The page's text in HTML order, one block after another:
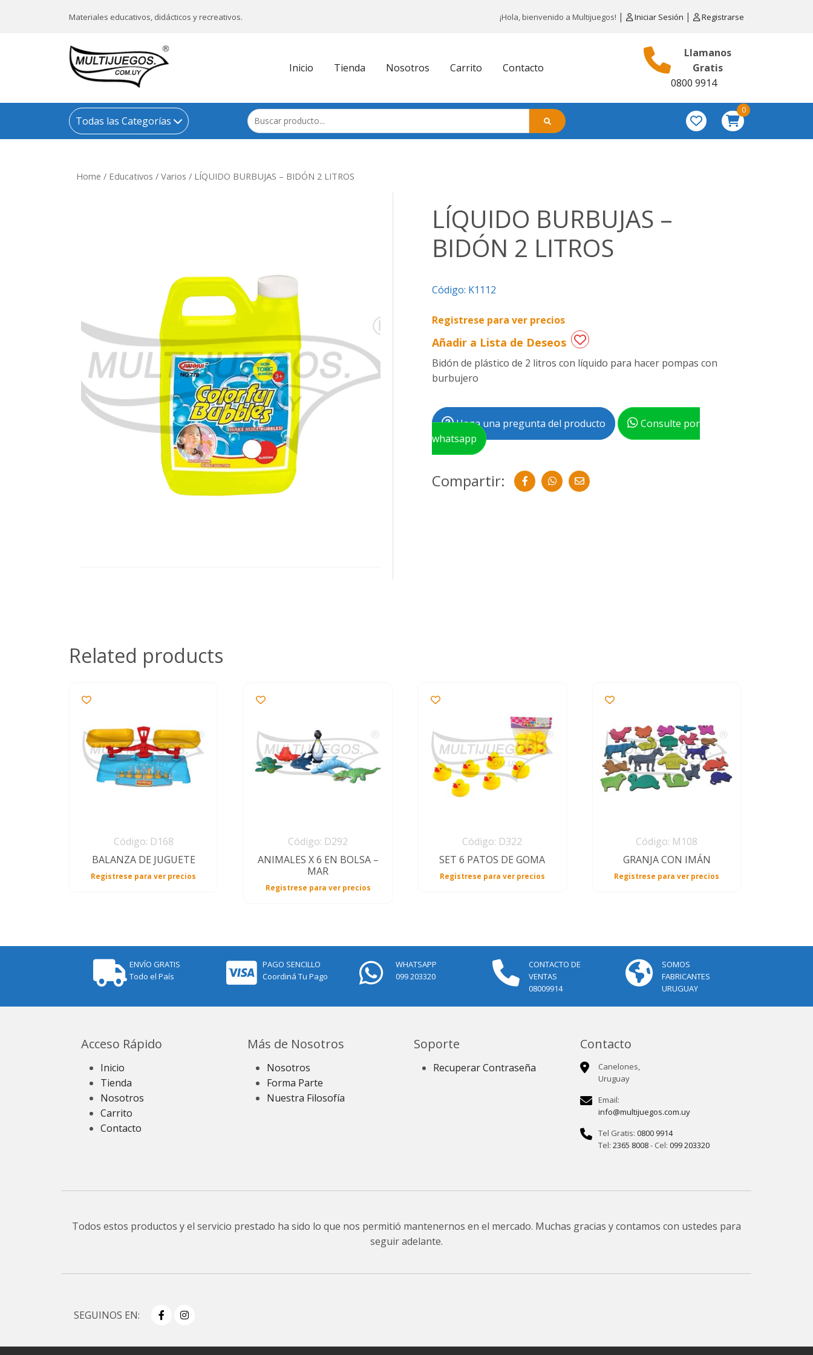
Materiales educativos, didácticos y recreativos. ¡Hola, bienvenido a Multijuegos! | Iniciar Sesión | Registrarse
Inicio Tienda Nosotros Carrito Contacto
Llamanos
Gratis
0800 9914
Todas las Categorías
0
Home / Educativos / Varios / LÍQUIDO BURBUJAS – BIDÓN 2 LITROS
LÍQUIDO BURBUJAS –
BIDÓN 2 LITROS
Código: K1112
Registrese para ver precios
Añadir a Lista de Deseos
Bidón de plástico de 2 litros con líquido para hacer pompas con
burbujero
Haga una pregunta del producto
Consulte por
whatsapp
Compartir:
Related products
Código: D168
BALANZA DE JUGUETE
Registrese para ver precios
Código: D292
ANIMALES X 6 EN BOLSA –
MAR
Registrese para ver precios
Código: D322
SET 6 PATOS DE GOMA
Registrese para ver precios
Código: M108
GRANJA CON IMÁN
Registrese para ver precios
ENVÍO GRATIS
Todo el País
PAGO SENCILLO
Coordiná Tu Pago
WHATSAPP
099 203320
CONTACTO DE
VENTAS
08009914
SOMOS
FABRICANTES
URUGUAY
Acceso Rápido
Inicio
Tienda
Nosotros
Carrito
Contacto
Más de Nosotros
Nosotros
Forma Parte
Nuestra Filosofía
Soporte
Recuperar Contraseña
Contacto
Canelones,
Uruguay
Email:
info@multijuegos.com.uy
Tel Gratis: 0800 9914
Tel: 2365 8008- Cel: 099 203320
Todos estos productos y el servicio prestado ha sido lo que nos permitió mantenernos en el mercado. Muchas gracias y contamos con ustedes para
seguir adelante.
SEGUINOS EN: